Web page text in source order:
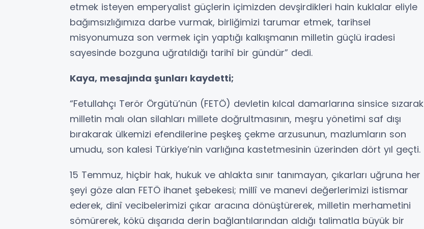
etmek isteyen emperyalist güçlerin içimizden devşirdikleri hain kuklalar eliyle
bağımsızlığımıza darbe vurmak, birliğimizi tarumar etmek, tarihsel
misyonumuza son vermek için yaptığı kalkışmanın milletin güçlü iradesi
sayesinde bozguna uğratıldığı tarihî bir gündür” dedi.
Kaya, mesajında şunları kaydetti;
“Fetullahçı Terör Örgütü’nün (FETÖ) devletin kılcal damarlarına sinsice sızarak
milletin malı olan silahları millete doğrultmasının, meşru yönetimi saf dışı
bırakarak ülkemizi efendilerine peşkeş çekme arzusunun, mazlumların son
umudu, son kalesi Türkiye’nin varlığına kastetmesinin üzerinden dört yıl geçti.
15 Temmuz, hiçbir hak, hukuk ve ahlakta sınır tanımayan, çıkarları uğruna her
şeyi göze alan FETÖ ihanet şebekesi; millî ve manevi değerlerimizi istismar
ederek, dinî vecibelerimizi çıkar aracına dönüştürerek, milletin merhametini
sömürerek, kökü dışarıda derin bağlantılarından aldığı talimatla büyük bir